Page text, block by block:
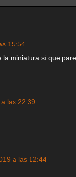
15:54
miniatura sí que
las 22:39
a las 12:44